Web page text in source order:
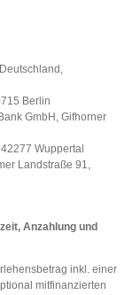
Berlin
GmbH, Gifhorner
Wuppertal
Landstraße 91,
Anzahlung und
inkl. einer
mitfinanzierten